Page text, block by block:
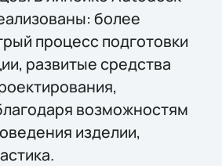
более
процесс подготовки
развитые средства
возможностям
изделии,